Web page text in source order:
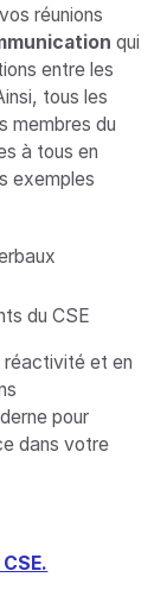
réunions
qui
entre les
tous les
membres du
à tous en
exemples
du CSE
et en
pour
dans votre